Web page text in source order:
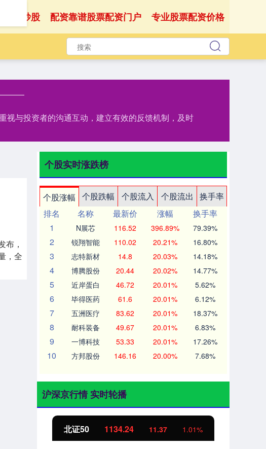
配资炒股 配资靠谱股票配资门户 专业股票配资价格
视与投资者的沟通互动，建立有效的反馈机制，及时
布，
，全
个股实时涨跌榜
个股涨幅 个股跌幅 个股流入 个股流出
换手率
排名
名称 最新价 涨幅
换手率
1
N展芯 116.52 396.89% 79.39%
2 锐翔智能 110.02 20.21% 16.80%
3 志特新材 14.8 20.03% 14.18%
4 博腾股份 20.44 20.02% 14.77%
5 近岸蛋白 46.72 20.01% 5.62%
6 毕得医药 61.6 20.01% 6.12%
7 五洲医疗 83.62 20.01% 18.37%
8 耐科装备 49.67 20.01% 6.83%
9 一博科技 53.33 20.01% 17.26%
10 方邦股份 146.16 20.00% 7.68%
沪深京行情 实时轮播
北证50 1134.24 11.37 1.01%